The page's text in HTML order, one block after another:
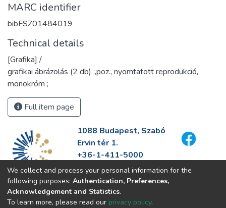
MARC identifier
bibFSZ01484019
Technical details
[Grafika] /
grafikai ábrázolás (2 db) :,poz., nyomtatott reprodukció,
monokróm ;
Full item page
1088 Budapest, Szabó
Ervin tér 1.
+36-1-411-5000
info@fszek.hu
https://fszek.hu
We collect and process your personal information for the
following purposes: Authentication, Preferences,
Acknowledgement and Statistics.
To learn more, please read our privacy policy.